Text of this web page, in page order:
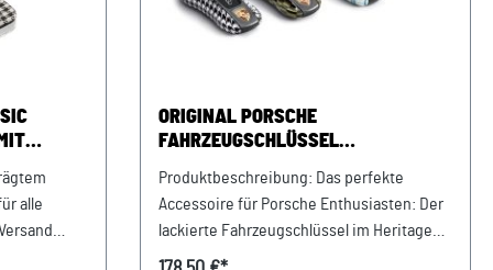
alle
ORIGINAL PORSCHE
FAHRZEUGSCHLÜSSEL
EDITION
Produktbeschreibung: Das perfekte
Accessoire für Porsche Enthusiasten: Der
lackierte Fahrzeugschlüssel im Heritage
Design.Der vierteilige Lieferumfang